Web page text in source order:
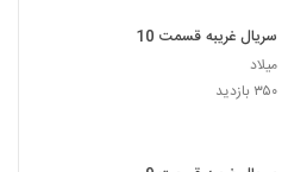
سریال غریبه قسمت 10
میلاد
۳۵۰ بازدید